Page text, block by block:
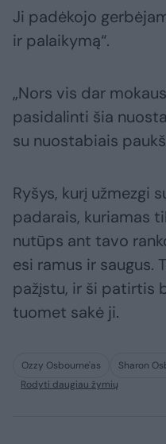
Ji padėkojo
ir palaikymą“.
„Nors vis dar
pasidalinti šia
su nuostabiais
Ryšys, kurį užmezgi
padarais, kuriamas
nutūps ant tavo
esi ramus ir saugus.
pažįstu, ir ši patirtis
tuomet sakė ji.
Ozzy Osbourne'as Sharon
Rodyti daugiau žymių